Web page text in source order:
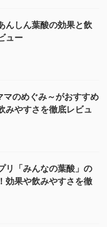
んしん葉酸の効果と飲
ュー
マのめぐみ～がおすすめ
みやすさを徹底レビュ
リ「みんなの葉酸」の
効果や飲みやすさを徹